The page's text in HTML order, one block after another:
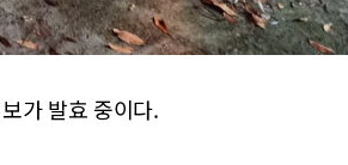
가 발효 중이다.